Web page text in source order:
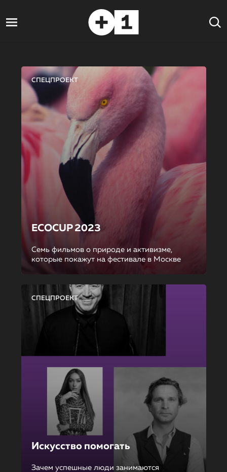
СПЕЦПРОЕКТ
ECOCUP 2023
Семь фильмов о природе и активизме,
которые покажут на фестивале в Москве
СПЕЦПРОЕКТ
Искусство помогать
Зачем успешные люди занимаются